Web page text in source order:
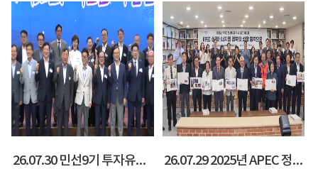
26.07.30 민선9기 투자유치특별위원회 출범식 26.07.29 2025년 APEC 정상회의 백서 및 화보집 발간 기념회